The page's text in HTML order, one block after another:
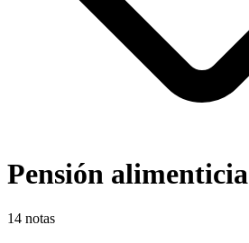
Pensión alimenticia
14 notas